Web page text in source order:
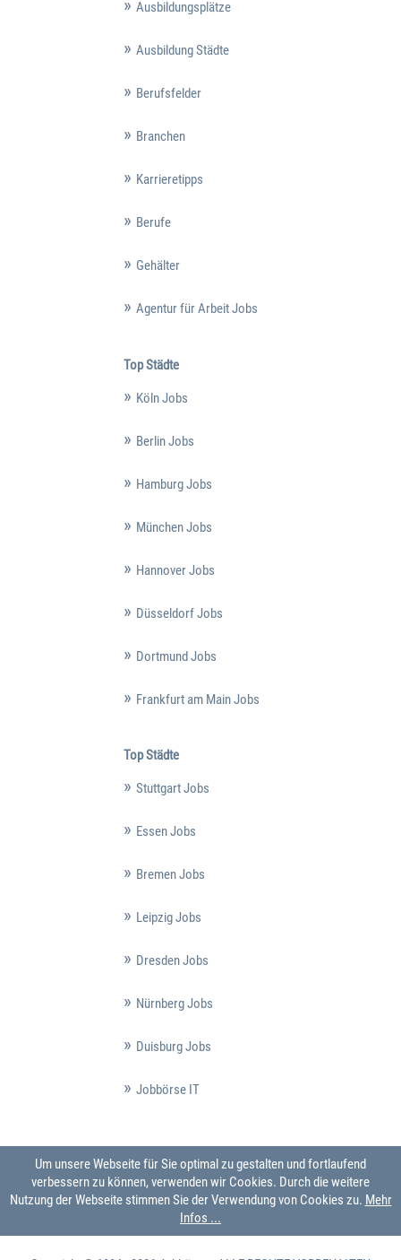
Ausbildungsplätze
Ausbildung Städte
Berufsfelder
Branchen
Karrieretipps
Berufe
Gehälter
Agentur für Arbeit Jobs
Top Städte
Köln Jobs
Berlin Jobs
Hamburg Jobs
München Jobs
Hannover Jobs
Düsseldorf Jobs
Dortmund Jobs
Frankfurt am Main Jobs
Top Städte
Stuttgart Jobs
Essen Jobs
Bremen Jobs
Leipzig Jobs
Dresden Jobs
Nürnberg Jobs
Duisburg Jobs
Jobbörse IT
Um unsere Webseite für Sie optimal zu gestalten und fortlaufend
verbessern zu können, verwenden wir Cookies. Durch die weitere
Nutzung der Webseite stimmen Sie der Verwendung von Cookies zu. Mehr
Infos ...